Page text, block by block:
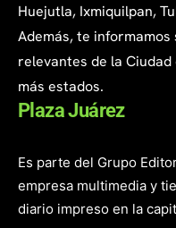
Huejutla, Ixmiquilpan,
Además, te
relevantes de la
más estados.
Plaza Juárez
Es parte del Grupo
empresa multimedia y
diario impreso en la